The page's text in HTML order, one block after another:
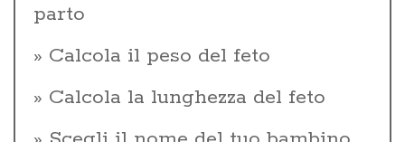
parto
Calcola il peso del feto
Calcola la lunghezza del feto